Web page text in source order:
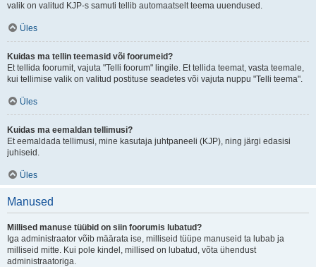
valik on valitud KJP-s samuti tellib automaatselt teema uuendused.
Üles
Kuidas ma tellin teemasid või foorumeid?
Et tellida foorumit, vajuta "Telli foorum" lingile. Et tellida teemat, vasta teemale,
kui tellimise valik on valitud postituse seadetes või vajuta nuppu "Telli teema".
Üles
Kuidas ma eemaldan tellimusi?
Et eemaldada tellimusi, mine kasutaja juhtpaneeli (KJP), ning järgi edasisi
juhiseid.
Üles
Manused
Millised manuse tüübid on siin foorumis lubatud?
Iga administraator võib määrata ise, milliseid tüüpe manuseid ta lubab ja
milliseid mitte. Kui pole kindel, millised on lubatud, võta ühendust
administraatoriga.